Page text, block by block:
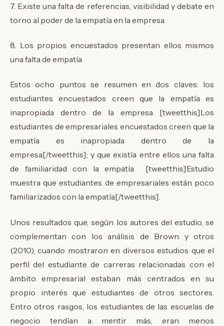
7. Existe una falta de referencias, visibilidad y debate en
torno al poder de la empatía en la empresa
8. Los propios encuestados presentan ellos mismos
una falta de empatía
Estos ocho puntos se resumen en dos claves: los
estudiantes encuestados creen que la empatía es
inapropiada dentro de la empresa [tweetthis]Los
estudiantes de empresariales encuestados creen que la
empatía es inapropiada dentro de la
empresa[/tweetthis]; y que existía entre ellos una falta
de familiaridad con la empatía [tweetthis]Estudio
muestra que estudiantes de empresariales están poco
familiarizados con la empatía[/tweetthis].
Unos resultados que, según los autores del estudio, se
complementan con los análisis de Brown y otros
(2010), cuando mostraron en diversos estudios que el
perfil del estudiante de carreras relacionadas con el
ámbito empresarial estaban más centrados en su
propio interés que estudiantes de otros sectores.
Entro otros rasgos, los estudiantes de las escuelas de
negocio tendían a mentir más, eran menos